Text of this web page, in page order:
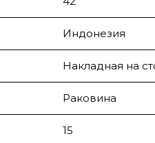
Индонезия
Накладная на
Раковина
15